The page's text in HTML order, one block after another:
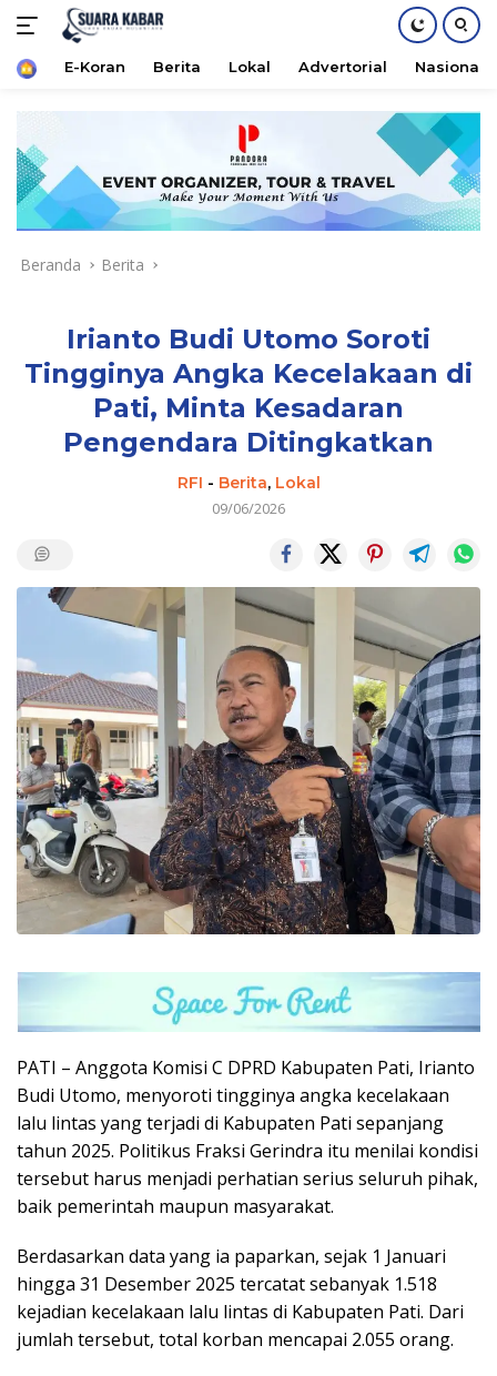
konten
HomeE-Koran Berita Lokal Advertorial Nasional
Beranda Berita
Irianto Budi Utomo Soroti
Tingginya Angka Kecelakaan di
Pati, Minta Kesadaran
Pengendara Ditingkatkan
RFI - Berita, Lokal
09/06/2026
PATI – Anggota Komisi C DPRD Kabupaten Pati, Irianto
Budi Utomo, menyoroti tingginya angka kecelakaan
lalu lintas yang terjadi di Kabupaten Pati sepanjang
tahun 2025. Politikus Fraksi Gerindra itu menilai kondisi
tersebut harus menjadi perhatian serius seluruh pihak,
baik pemerintah maupun masyarakat.
Berdasarkan data yang ia paparkan, sejak 1 Januari
hingga 31 Desember 2025 tercatat sebanyak 1.518
kejadian kecelakaan lalu lintas di Kabupaten Pati. Dari
jumlah tersebut, total korban mencapai 2.055 orang.